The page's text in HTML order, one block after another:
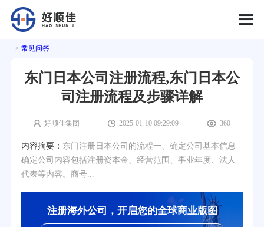
> 常见问答
东门日本公司注册流程,东门日本公
司注册流程及步骤详解
好顺佳集团 2025-01-10 09:29:09 360
内容摘要： 东门注册日本公司的流程一、确定公司基本信息
确定公司内容包括注册资本金、经营范围、事业年度、法人
代表等内容。商号...
注册海外公司，开启您的全球商业版图